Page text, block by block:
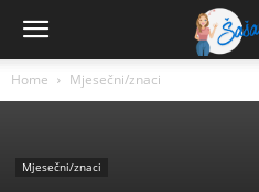
Home Mjesečni/znaci
Mjesečni/znaci